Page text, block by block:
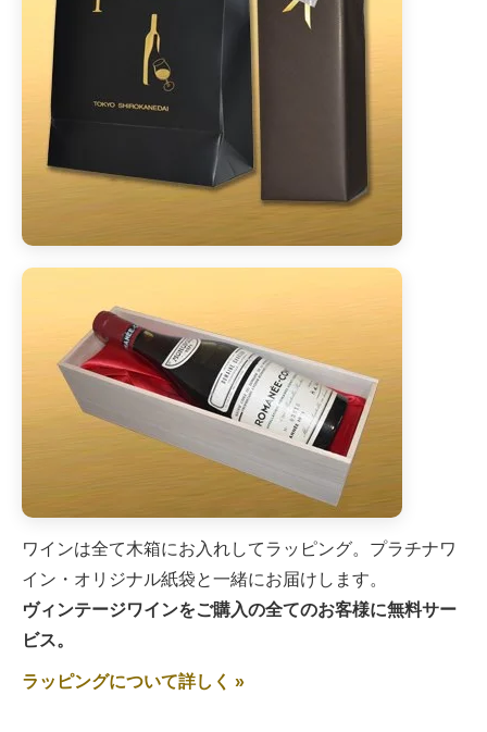
ワインは全て木箱にお入れしてラッピング。プラチナワ
イン・オリジナル紙袋と一緒にお届けします。
ヴィンテージワインをご購入の全てのお客様に無料サー
ビス。
ラッピングについて詳しく »